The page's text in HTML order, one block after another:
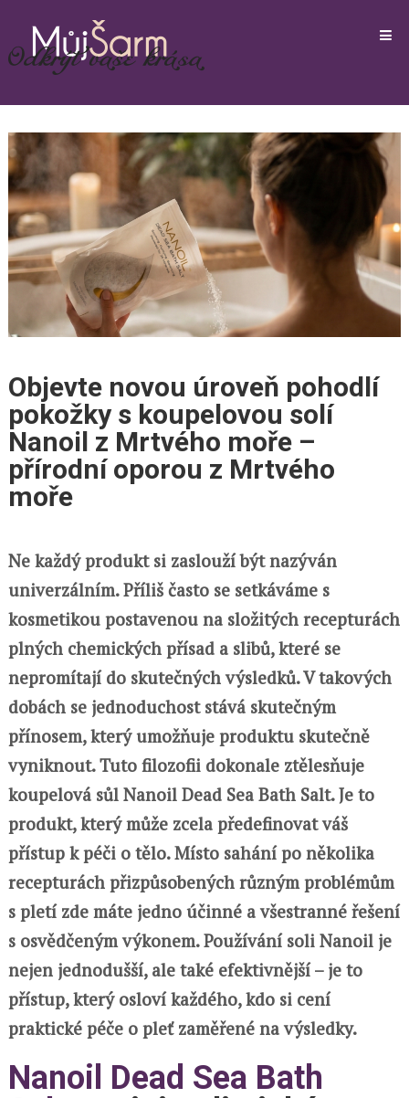
Objevte novou úroveň pohodlí
pokožky s koupelovou solí
Nanoil z Mrtvého moře –
přírodní oporou z Mrtvého
moře
Ne každý produkt si zaslouží být nazýván
univerzálním. Příliš často se setkáváme s
kosmetikou postavenou na složitých recepturách
plných chemických přísad a slibů, které se
nepromítají do skutečných výsledků. V takových
dobách se jednoduchost stává skutečným
přínosem, který umožňuje produktu skutečně
vyniknout. Tuto filozofii dokonale ztělesňuje
koupelová sůl Nanoil Dead Sea Bath Salt. Je to
produkt, který může zcela předefinovat váš
přístup k péči o tělo. Místo sahání po několika
recepturách přizpůsobených různým problémům
s pletí zde máte jedno účinné a všestranné řešení
s osvědčeným výkonem. Používání soli Nanoil je
nejen jednodušší, ale také efektivnější – je to
přístup, který osloví každého, kdo si cení
praktické péče o pleť zaměřené na výsledky.
Nanoil Dead Sea Bath